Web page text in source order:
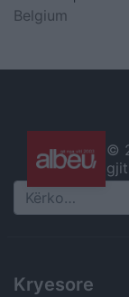
Belgium
©
Search
Kryesore